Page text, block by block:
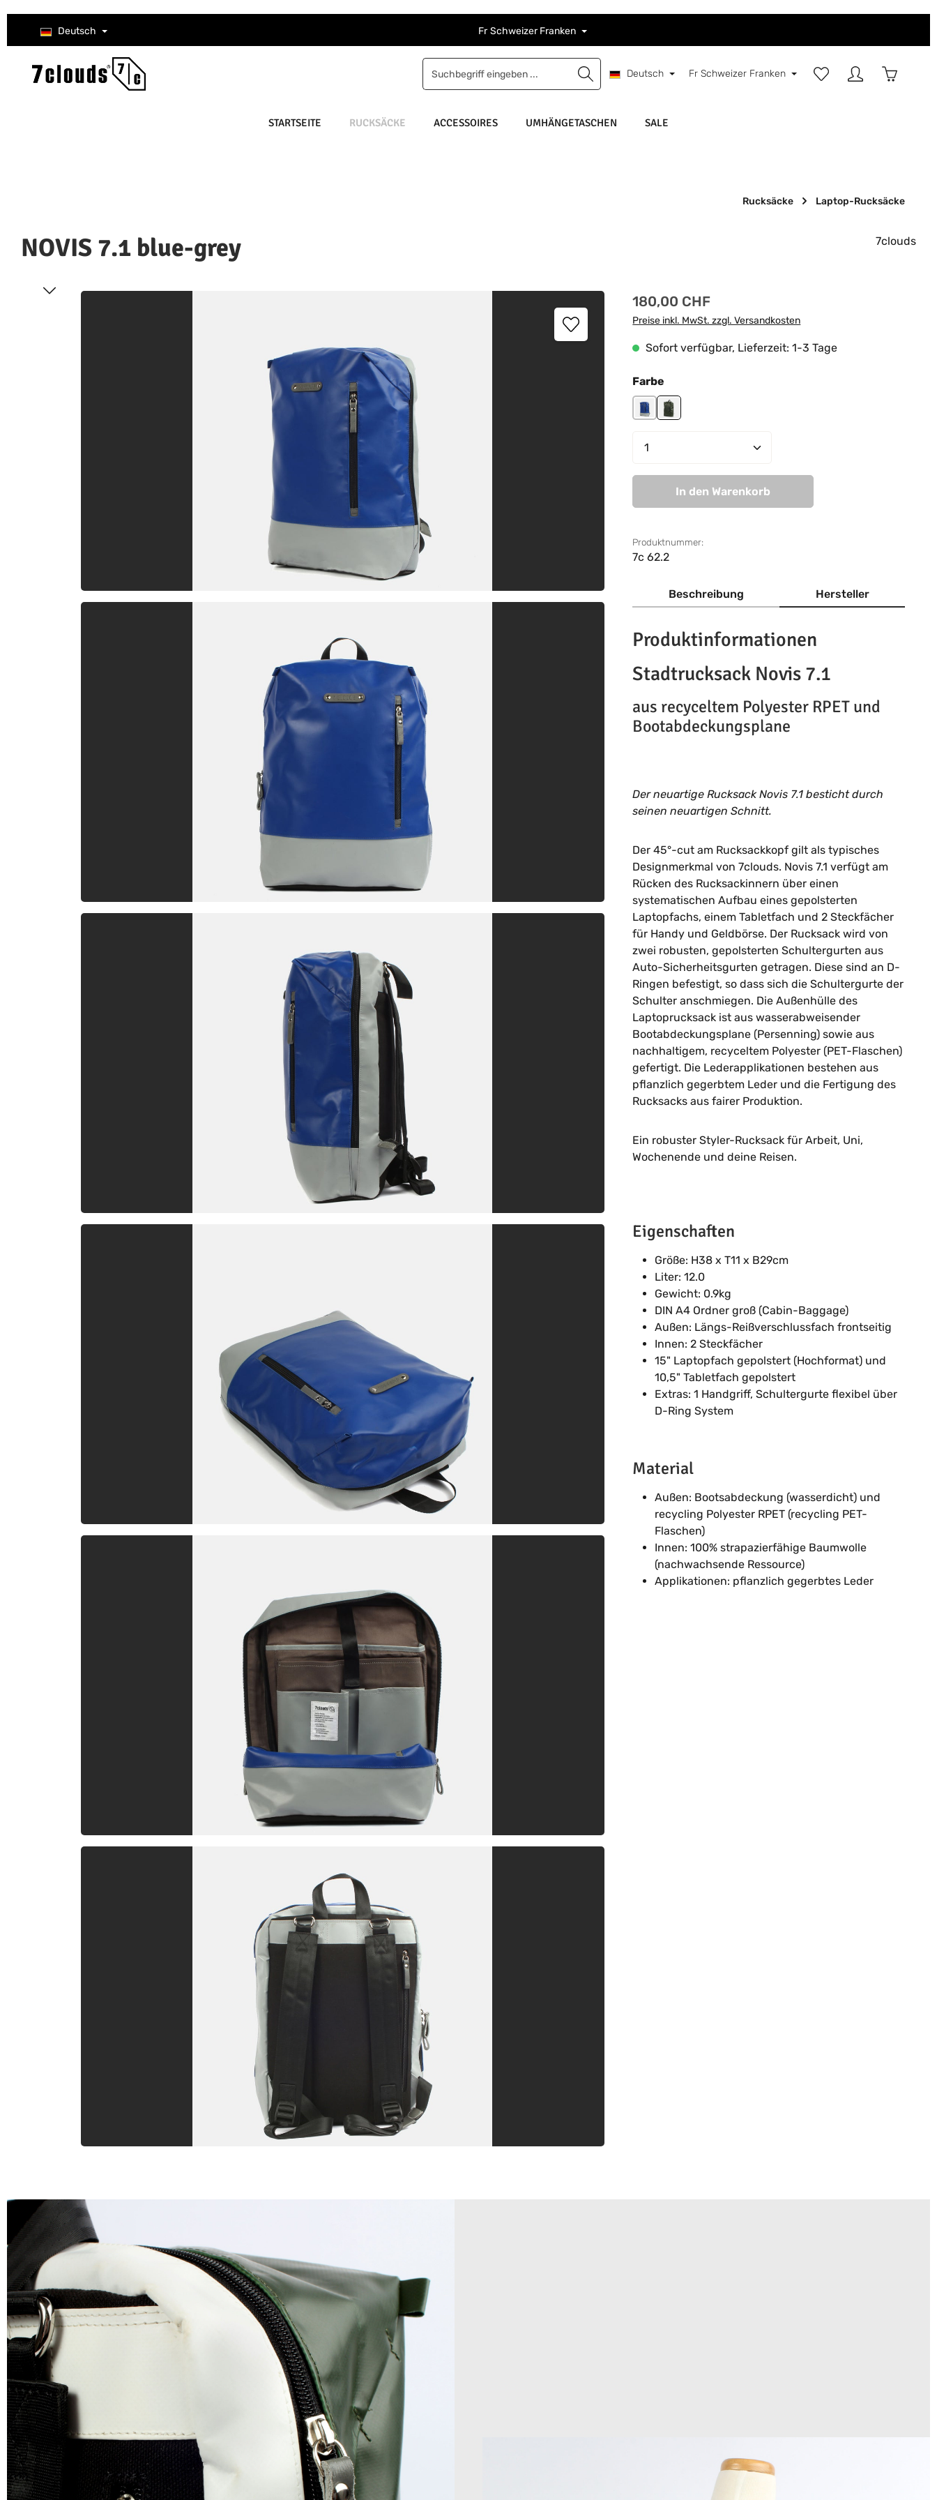
Hauptinhalt springen
Zur Suche springen
Zur Hauptnavigation springen
Deutsch Fr Schweizer Franken
Deutsch Fr Schweizer Franken
Du hast 0 Produkte auf
STARTSEITE RUCKSÄCKE ACCESSOIRES UMHÄNGETASCHEN SALE
Rucksäcke Laptop-Rucksäcke
NOVIS 7.1 blue-grey 7clouds
Bildergalerie überspringen Regulärer Preis:
180,00 CHF
Preise inkl. MwSt. zzgl. Versandkosten
Sofort verfügbar, Lieferzeit: 1-3 Tage
Farbe
blue-greyjunglegreen-white
Produkt Anzahl: Gib den
In den Warenkorb
Produktnummer:
7c 62.2
Beschreibung Hersteller
Produktinformationen
Stadtrucksack Novis 7.1
aus recyceltem Polyester RPET und
Bootabdeckungsplane
Der neuartige Rucksack Novis 7.1 besticht durch
seinen neuartigen Schnitt.
Der 45°-cut am Rucksackkopf gilt als typisches
Designmerkmal von 7clouds. Novis 7.1 verfügt am
Rücken des Rucksackinnern über einen
systematischen Aufbau eines gepolsterten
Laptopfachs, einem Tabletfach und 2 Steckfächer
für Handy und Geldbörse. Der Rucksack wird von
zwei robusten, gepolsterten Schultergurten aus
Auto-Sicherheitsgurten getragen. Diese sind an D-
Ringen befestigt, so dass sich die Schultergurte der
Schulter anschmiegen. Die Außenhülle des
Laptoprucksack ist aus wasserabweisender
Bootabdeckungsplane (Persenning) sowie aus
nachhaltigem, recyceltem Polyester (PET-Flaschen)
gefertigt. Die Lederapplikationen bestehen aus
pflanzlich gegerbtem Leder und die Fertigung des
Rucksacks aus fairer Produktion.
Ein robuster Styler-Rucksack für Arbeit, Uni,
Wochenende und deine Reisen.
Eigenschaften
Größe: H38 x T11 x B29cm
Liter: 12.0
Gewicht: 0.9kg
DIN A4 Ordner groß (Cabin-Baggage)
Außen: Längs-Reißverschlussfach frontseitig
Innen: 2 Steckfächer
15" Laptopfach gepolstert (Hochformat) und
10,5" Tabletfach gepolstert
Extras: 1 Handgriff, Schultergurte flexibel über
D-Ring System
Material
Außen: Bootsabdeckung (wasserdicht) und
recycling Polyester RPET (recycling PET-
Flaschen)
Innen: 100% strapazierfähige Baumwolle
(nachwachsende Ressource)
Applikationen: pflanzlich gegerbtes Leder